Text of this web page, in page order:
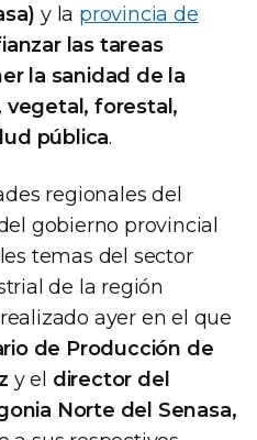
y la provincia de
las tareas
la sanidad de la
vegetal, forestal,
pública.
regionales del
gobierno provincial
temas del sector
de la región
ayer en el que
de Producción de
y el director del
Norte del Senasa,